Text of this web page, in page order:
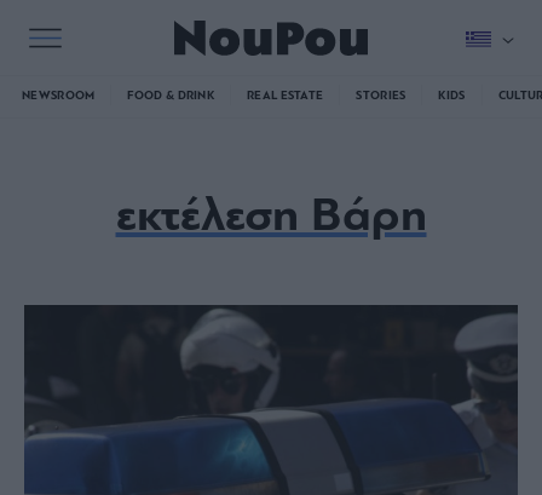
NEWSROOM FOOD & DRINK REAL ESTATE STORIES KIDS
εκτέλεση Βάρη